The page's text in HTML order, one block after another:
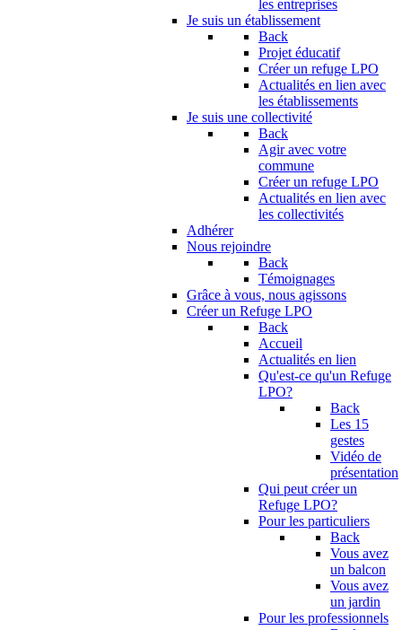
les entreprises
Je suis un établissement
Back
Projet éducatif
Créer un refuge LPO
Actualités en lien avec
les établissements
Je suis une collectivité
Back
Agir avec votre
commune
Créer un refuge LPO
Actualités en lien avec
les collectivités
Adhérer
Nous rejoindre
Back
Témoignages
Grâce à vous, nous agissons
Créer un Refuge LPO
Back
Accueil
Actualités en lien
Qu'est-ce qu'un Refuge
LPO?
Back
Les 15
gestes
Vidéo de
présentation
Qui peut créer un
Refuge LPO?
Pour les particuliers
Back
Vous avez
un balcon
Vous avez
un jardin
Pour les professionnels